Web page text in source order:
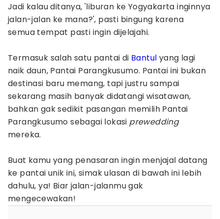
Jadi kalau ditanya, 'liburan ke Yogyakarta inginnya
jalan-jalan ke mana?', pasti bingung karena
semua tempat pasti ingin dijelajahi.
Termasuk salah satu pantai di Bantul yang lagi
naik daun, Pantai Parangkusumo. Pantai ini bukan
destinasi baru memang, tapi justru sampai
sekarang masih banyak didatangi wisatawan,
bahkan gak sedikit pasangan memilih Pantai
Parangkusumo sebagai lokasi prewedding
mereka.
Buat kamu yang penasaran ingin menjajal datang
ke pantai unik ini, simak ulasan di bawah ini lebih
dahulu, ya! Biar jalan-jalanmu gak
mengecewakan!